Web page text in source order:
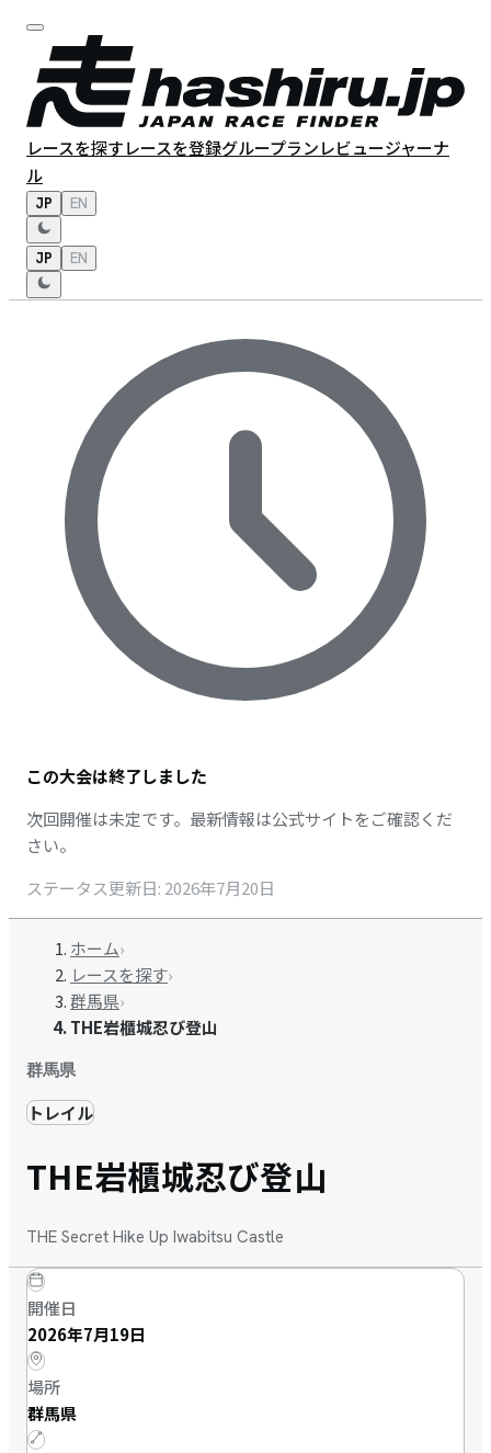
レースを探すレースを登録グループランレビュージャーナ
ル
JP EN
JP EN
この大会は終了しました
次回開催は未定です。最新情報は公式サイトをご確認くだ
さい。
ステータス更新日: 2026年7月20日
ホーム›
レースを探す›
群馬県›
THE岩櫃城忍び登山
群馬県
トレイル
THE岩櫃城忍び登山
THE Secret Hike Up Iwabitsu Castle
開催日
2026年7月19日
場所
群馬県